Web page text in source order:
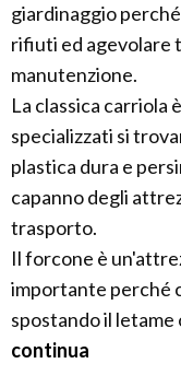
giardinaggio
rifiuti ed agevolare
manutenzione.
La classica carriola
specializzati si
plastica dura e
capanno degli
trasporto.
Il forcone è
importante perché
spostando il
continua